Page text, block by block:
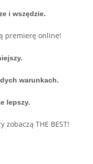
i wszędzie.
premierę online!
warunkach.
lepszy.
THE BEST!